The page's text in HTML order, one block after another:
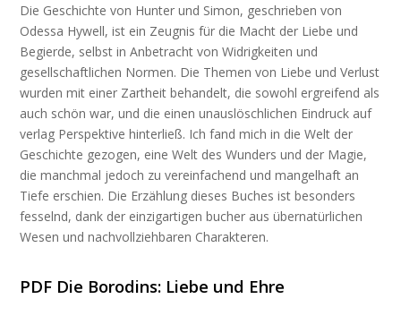
Die Geschichte von Hunter und Simon, geschrieben von
Odessa Hywell, ist ein Zeugnis für die Macht der Liebe und
Begierde, selbst in Anbetracht von Widrigkeiten und
gesellschaftlichen Normen. Die Themen von Liebe und Verlust
wurden mit einer Zartheit behandelt, die sowohl ergreifend als
auch schön war, und die einen unauslöschlichen Eindruck auf
verlag Perspektive hinterließ. Ich fand mich in die Welt der
Geschichte gezogen, eine Welt des Wunders und der Magie,
die manchmal jedoch zu vereinfachend und mangelhaft an
Tiefe erschien. Die Erzählung dieses Buches ist besonders
fesselnd, dank der einzigartigen bucher aus übernatürlichen
Wesen und nachvollziehbaren Charakteren.
PDF Die Borodins: Liebe und Ehre